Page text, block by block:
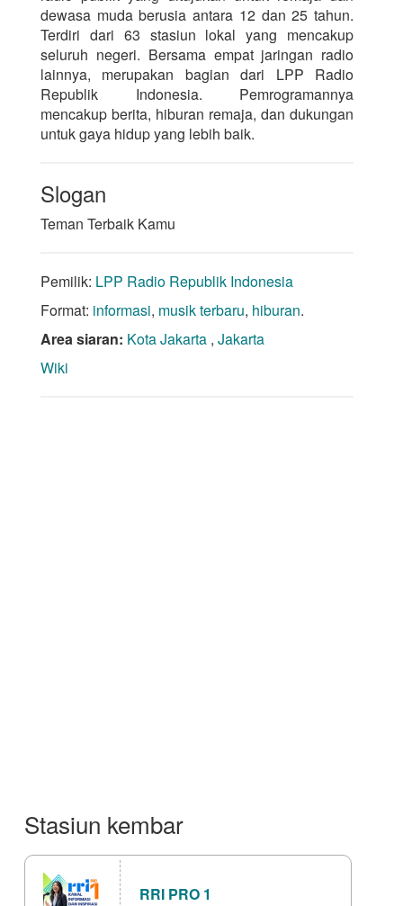
dewasa muda berusia antara 12 dan 25 tahun.
Terdiri dari 63 stasiun lokal yang mencakup
seluruh negeri. Bersama empat jaringan radio
lainnya, merupakan bagian dari LPP Radio
Republik Indonesia. Pemrogramannya
mencakup berita, hiburan remaja, dan dukungan
untuk gaya hidup yang lebih baik.
Slogan
Teman Terbaik Kamu
Pemilik: LPP Radio Republik Indonesia
Format: informasi, musik terbaru, hiburan.
Area siaran: Kota Jakarta , Jakarta
Wiki
Stasiun kembar
RRI PRO 1